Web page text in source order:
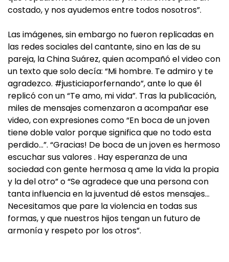
costado, y nos ayudemos entre todos nosotros”.
Las imágenes, sin embargo no fueron replicadas en
las redes sociales del cantante, sino en las de su
pareja, la China Suárez, quien acompañó el video con
un texto que solo decía: “Mi hombre. Te admiro y te
agradezco. #justiciaporfernando”, ante lo que él
replicó con un “Te amo, mi vida”. Tras la publicación,
miles de mensajes comenzaron a acompañar ese
video, con expresiones como “En boca de un joven
tiene doble valor porque significa que no todo esta
perdido…”. “Gracias! De boca de un joven es hermoso
escuchar sus valores . Hay esperanza de una
sociedad con gente hermosa q ame la vida la propia
y la del otro” o “Se agradece que una persona con
tanta influencia en la juventud dé estos mensajes…
Necesitamos que pare la violencia en todas sus
formas, y que nuestros hijos tengan un futuro de
armonía y respeto por los otros”.